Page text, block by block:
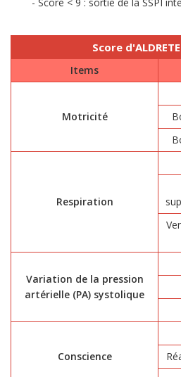
Score
Items
Motricité
Respiration
Variation de la pression
artérielle (PA) systolique
Conscience